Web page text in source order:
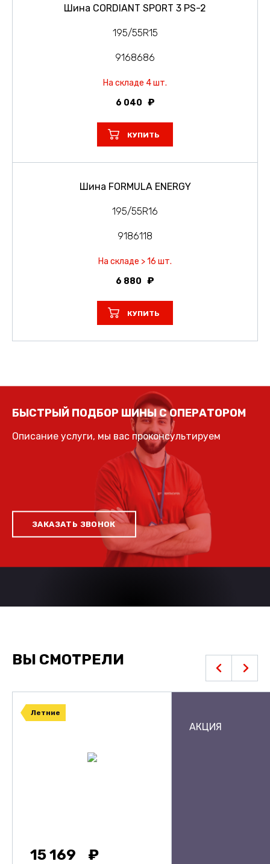
Шина CORDIANT SPORT 3 PS-2
195/55R15
9168686
На складе 4 шт.
6 040
КУПИТЬ
Шина FORMULA ENERGY
195/55R16
9186118
На складе > 16 шт.
6 880
КУПИТЬ
БЫСТРЫЙ ПОДБОР ШИНЫ С ОПЕРАТОРОМ
Описание услуги, мы вас проконсультируем
ЗАКАЗАТЬ ЗВОНОК
ВЫ СМОТРЕЛИ
Летние
15 169
АКЦИЯ